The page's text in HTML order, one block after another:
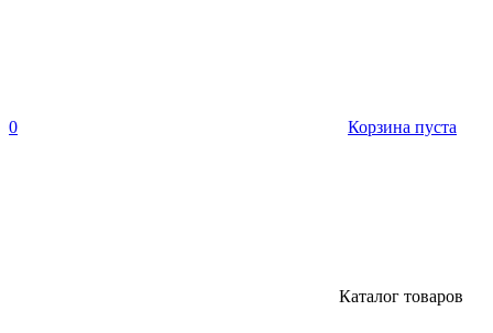
0 Корзина пуста
Каталог товаров